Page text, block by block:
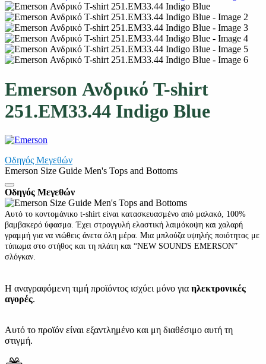
Emerson Ανδρικό T-shirt
251.EM33.44 Indigo Blue
Οδηγός Μεγεθών
Emerson Size Guide Men's Tops and Bottoms
Οδηγός Μεγεθών
Αυτό το κοντομάνικο t-shirt είναι κατασκευασμένο από μαλακό, 100%
βαμβακερό ύφασμα. Έχει στρογγυλή ελαστική λαιμόκοψη και χαλαρή
γραμμή για να νιώθεις άνετα όλη μέρα. Μια μπλούζα υψηλής ποιότητας με
τύπωμα στο στήθος και τη πλάτη και “NEW SOUNDS EMERSON”
σλόγκαν.
Η αναγραφόμενη τιμή προϊόντος ισχύει μόνο για ηλεκτρονικές
αγορές.
Αυτό το προϊόν είναι εξαντλημένο και μη διαθέσιμο αυτή τη
στιγμή.